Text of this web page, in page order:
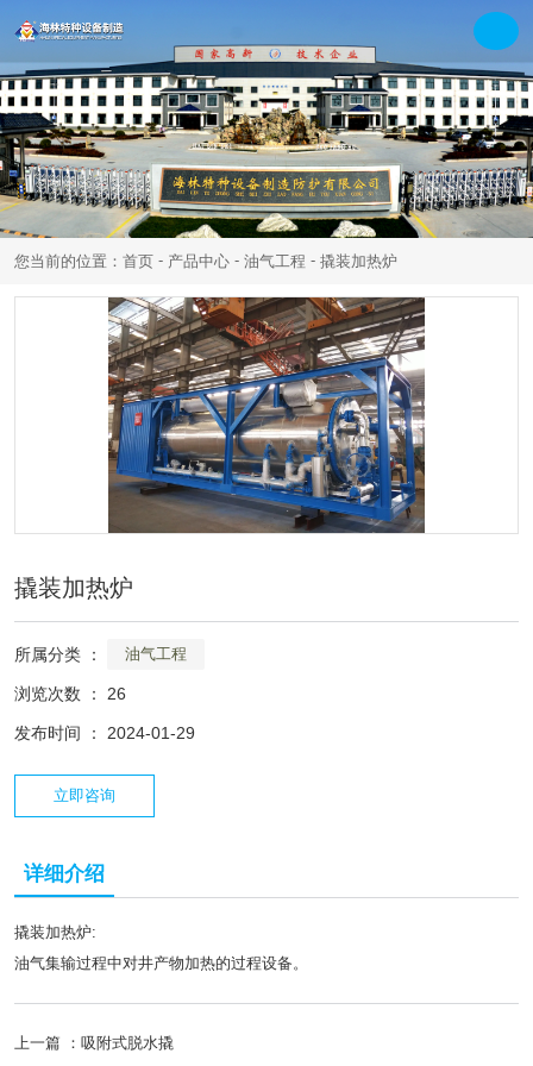
您当前的位置：首页 - 产品中心 - 油气工程 - 撬装加热炉
撬装加热炉
所属分类 ： 油气工程
浏览次数 ： 26
发布时间 ： 2024-01-29
立即咨询
详细介绍
撬装加热炉:
油气集输过程中对井产物加热的过程设备。
上一篇 ： 吸附式脱水撬